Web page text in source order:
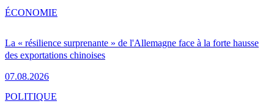
La « résilience surprenante » de l'Allemagne face à la forte hausse
des exportations chinoises
07.08.2026
ÉCONOMIE
POLITIQUE